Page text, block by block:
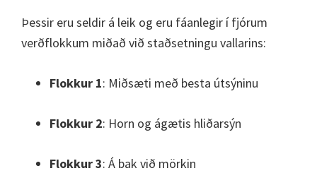
Þessir eru seldir á leik og eru fáanlegir í fjórum
verðflokkum miðað við staðsetningu vallarins:
Flokkur 1: Miðsæti með besta útsýninu
Flokkur 2: Horn og ágætis hliðarsýn
Flokkur 3: Á bak við mörkin